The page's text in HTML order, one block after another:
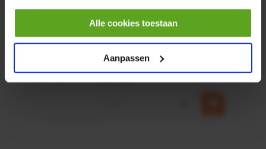
Alle cookies toestaan
Aanpassen
0,25KW
Merknaam:Emmegi
€ 32,50
incl. BTW